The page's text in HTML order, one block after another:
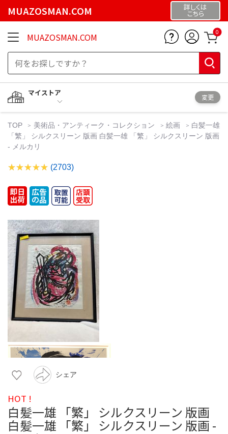
MUAZOSMAN.COM 詳しくは
こちら
MUAZOSMAN.COM 0
マイストア
変更
TOP 美術品・アンティーク・コレクション 絵画
白髪一雄
「繁」 シルクスリーン 版画 白髪一雄 「繁」 シルクスリーン 版画
- メルカリ
(2703)
シェア
HOT !
白髪一雄 「繁」 シルクスリーン 版画
白髪一雄 「繁」 シルクスリーン 版画 -